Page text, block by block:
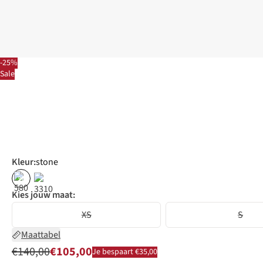
-25%
Sale
Kleur:stone
%
Kies jouw maat:
XS
S
Maattabel
€140,00€105,00Je bespaart €35,00